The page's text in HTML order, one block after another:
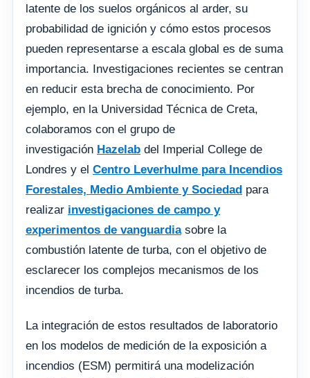
latente de los suelos orgánicos al arder, su
probabilidad de ignición y cómo estos procesos
pueden representarse a escala global es de suma
importancia. Investigaciones recientes se centran
en reducir esta brecha de conocimiento. Por
ejemplo, en la Universidad Técnica de Creta,
colaboramos con el grupo de
investigación Hazelab del Imperial College de
Londres y el Centro Leverhulme para Incendios
Forestales, Medio Ambiente y Sociedad para
realizar investigaciones de campo y
experimentos de vanguardiasobre la
combustión latente de turba, con el objetivo de
esclarecer los complejos mecanismos de los
incendios de turba.
La integración de estos resultados de laboratorio
en los modelos de medición de la exposición a
incendios (ESM) permitirá una modelización